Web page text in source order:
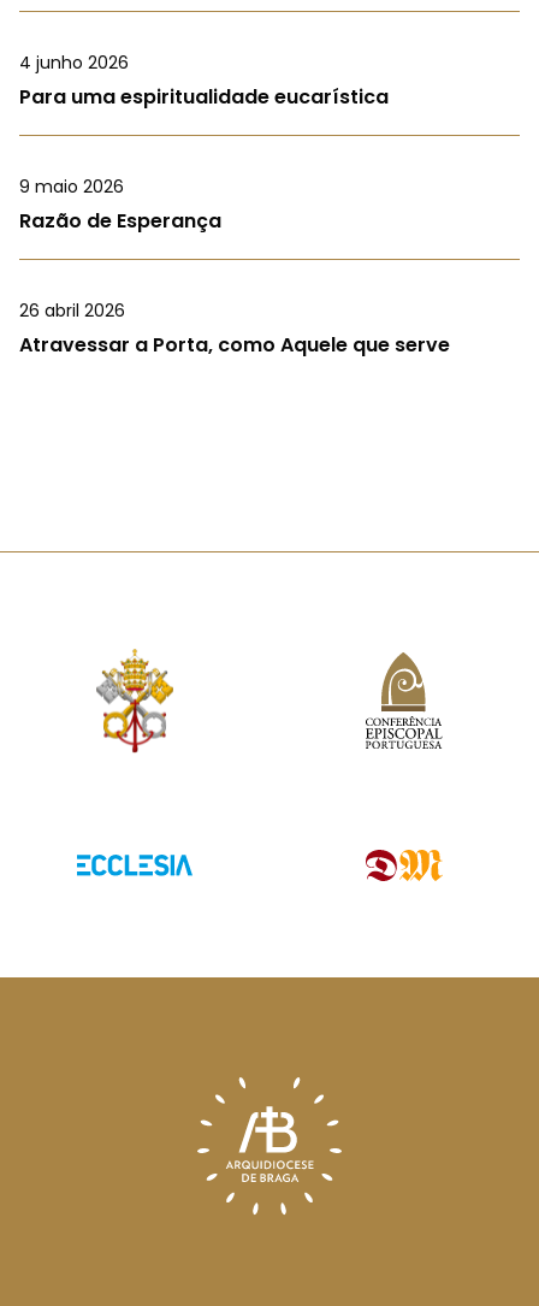
4 junho 2026
Para uma espiritualidade eucarística
9 maio 2026
Razão de Esperança
26 abril 2026
Atravessar a Porta, como Aquele que serve